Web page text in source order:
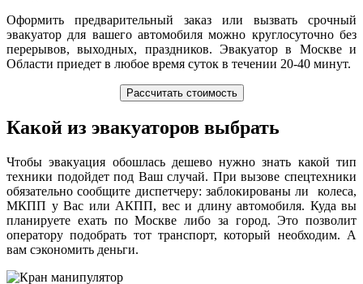
Оформить предварительный заказ или вызвать срочный
эвакуатор для вашего автомобиля можно круглосуточно без
перерывов, выходных, праздников. Эвакуатор в Москве и
Области приедет в любое время суток в течении 20-40 минут.
Рассчитать стоимость
Какой из эвакуаторов выбрать
Чтобы эвакуация обошлась дешево нужно знать какой тип
техники подойдет под Ваш случай. При вызове спецтехники
обязательно сообщите диспетчеру: заблокированы ли колеса,
МКПП у Вас или АКПП, вес и длину автомобиля. Куда вы
планируете ехать по Москве либо за город. Это позволит
оператору подобрать тот транспорт, который необходим. А
вам сэкономить деньги.